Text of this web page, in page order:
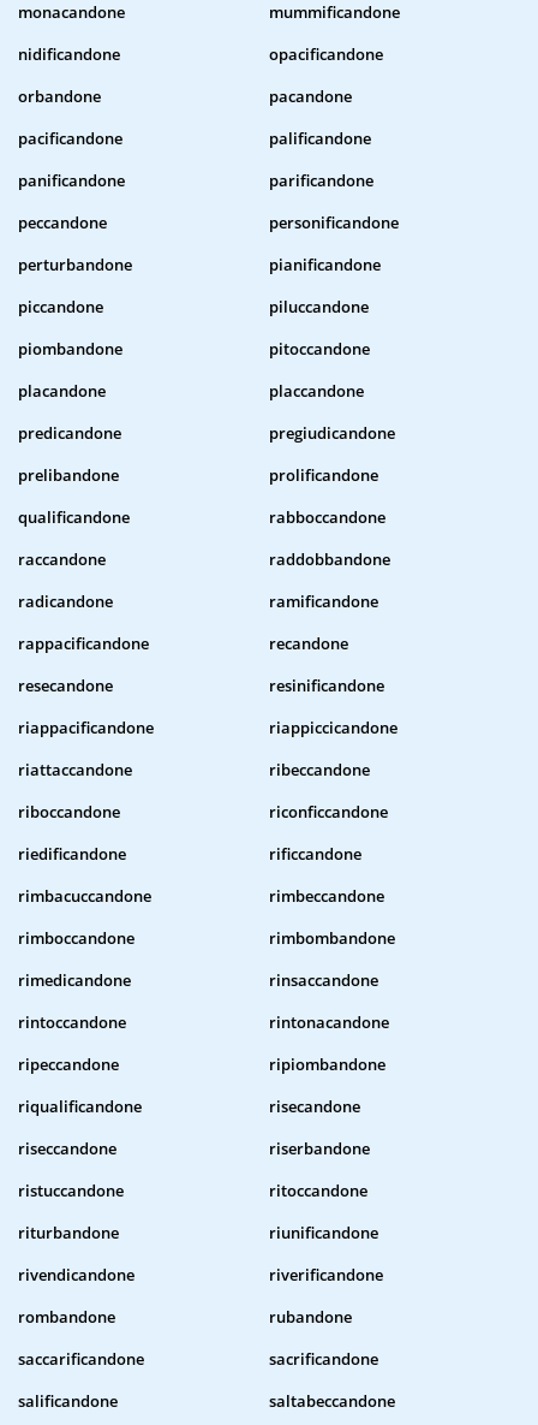
monacandone
mummificandone
nidificandone
opacificandone
orbandone
pacandone
pacificandone
palificandone
panificandone
parificandone
peccandone
personificandone
perturbandone
pianificandone
piccandone
piluccandone
piombandone
pitoccandone
placandone
placcandone
predicandone
pregiudicandone
prelibandone
prolificandone
qualificandone
rabboccandone
raccandone
raddobbandone
radicandone
ramificandone
rappacificandone
recandone
resecandone
resinificandone
riappacificandone
riappiccicandone
riattaccandone
ribeccandone
riboccandone
riconficcandone
riedificandone
rificcandone
rimbacuccandone
rimbeccandone
rimboccandone
rimbombandone
rimedicandone
rinsaccandone
rintoccandone
rintonacandone
ripeccandone
ripiombandone
riqualificandone
risecandone
riseccandone
riserbandone
ristuccandone
ritoccandone
riturbandone
riunificandone
rivendicandone
riverificandone
rombandone
rubandone
saccarificandone
sacrificandone
salificandone
saltabeccandone